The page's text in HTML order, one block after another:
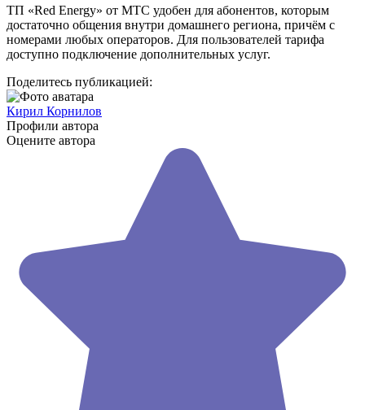
ТП «Red Energy» от МТС удобен для абонентов, которым
достаточно общения внутри домашнего региона, причём с
номерами любых операторов. Для пользователей тарифа
доступно подключение дополнительных услуг.
Поделитесь публикацией:
Кирил Корнилов
Профили автора
Оцените автора